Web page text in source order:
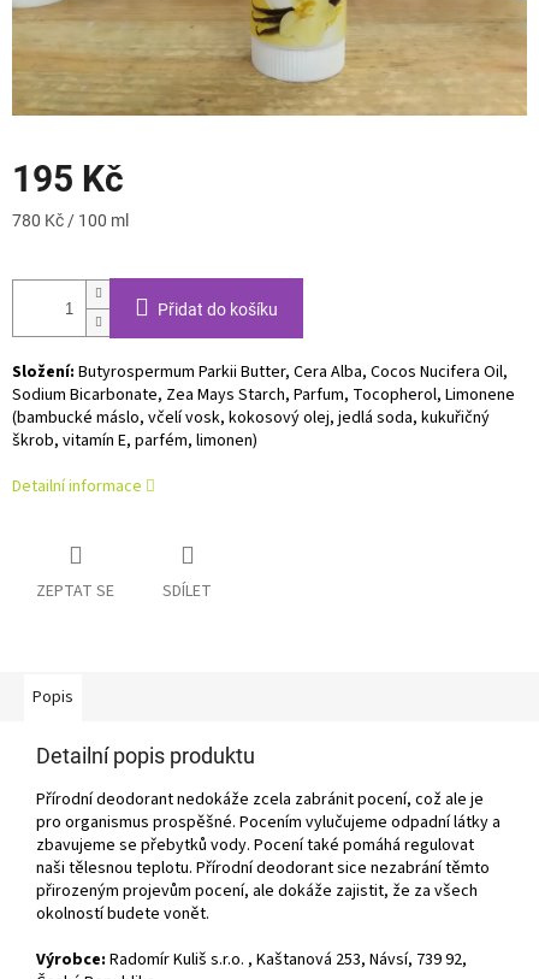
195 Kč
Měrná
780 Kč / 100 ml
Přidat do košíku
Složení: Butyrospermum Parkii Butter, Cera Alba, Cocos Nucifera Oil,
Sodium Bicarbonate, Zea Mays Starch, Parfum, Tocopherol, Limonene
(bambucké máslo, včelí vosk, kokosový olej, jedlá soda, kukuřičný
škrob, vitamín E, parfém, limonen)
Detailní informace
ZEPTAT SE SDÍLET
Popis
Detailní popis produktu
Přírodní deodorant nedokáže zcela zabránit pocení, což ale je
pro organismus prospěšné. Pocením vylučujeme odpadní látky a
zbavujeme se přebytků vody. Pocení také pomáhá regulovat
naši tělesnou teplotu. Přírodní deodorant sice nezabrání těmto
přirozeným projevům pocení, ale dokáže zajistit, že za všech
okolností budete vonět.
Výrobce: Radomír Kuliš s.r.o. , Kaštanová 253, Návsí, 739 92,